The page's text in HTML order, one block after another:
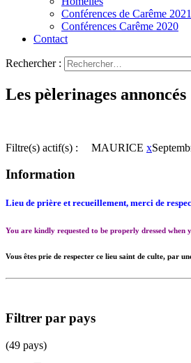
Conférences de Carême 2021
Conférences Carême 2020
Contact
Rechercher :
Les pèlerinages annoncés
Filtre(s) actif(s) : MAURICE x
Information
Lieu de prière et recueillement, merci de
You are kindly requested to be properly dressed
Vous êtes prie de respecter ce lieu saint de culte, par
Filtrer par pays
(49 pays)